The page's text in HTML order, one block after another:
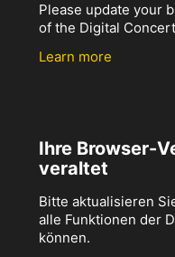
Please update your
of the Digital
Learn more
Ihre Browser-
veraltet
Bitte aktualisieren
alle Funktionen der
können.